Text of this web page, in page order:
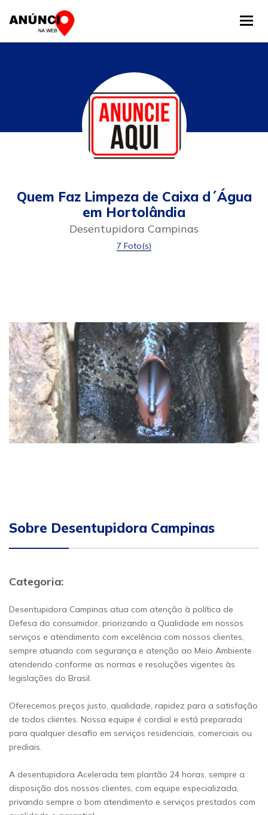
Quem Faz Limpeza de Caixa d´Água
em Hortolândia
Desentupidora Campinas
7 Foto(s)
Sobre Desentupidora Campinas
Categoria:
Desentupidora Campinas atua com atenção à política de
Defesa do consumidor, priorizando a Qualidade em nossos
serviços e atendimento com excelência com nossos clientes,
sempre atuando com segurança e atenção ao Meio Ambiente
atendendo conforme as normas e resoluções vigentes às
legislações do Brasil.
Oferecemos preços justo, qualidade, rapidez para a satisfação
de todos clientes. Nossa equipe é cordial e está preparada
para qualquer desafio em serviços residenciais, comerciais ou
prediais.
A desentupidora Acelerada tem plantão 24 horas, sempre a
disposição dos nossos clientes, com equipe especializada,
privando sempre o bom atendimento e serviços prestados com